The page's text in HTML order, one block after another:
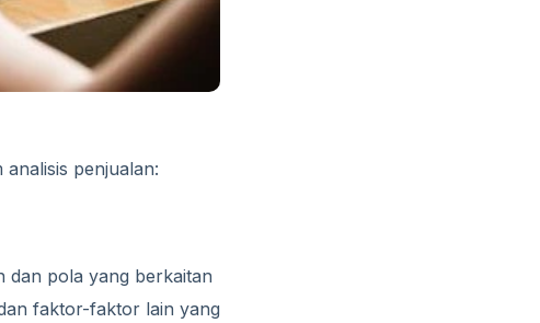
penjualan:
dan pola yang berkaitan
faktor-faktor lain yang